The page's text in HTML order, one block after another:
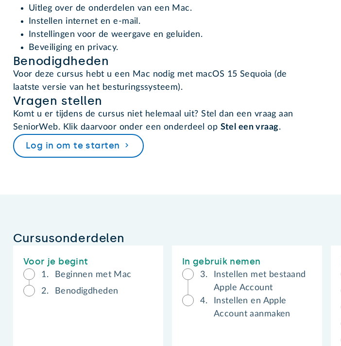
Uitleg over de onderdelen van een Mac.
Instellen internet en e-mail.
Instellingen voor de weergave en geluiden.
Beveiliging en privacy.
Benodigdheden
Voor deze cursus hebt u een Mac nodig met macOS 15 Sequoia (de
laatste versie van het besturingssysteem).
Vragen stellen
Komt u er tijdens de cursus niet helemaal uit? Stel dan een vraag aan
SeniorWeb. Klik daarvoor onder een onderdeel op Stel een vraag.
Log in om te starten
Cursusonderdelen
Voor je begint
1.
Beginnen met Mac
2.
Benodigdheden
In gebruik nemen
3.
Instellen met bestaand
Apple Account
4.
Instellen en Apple
Account aanmaken